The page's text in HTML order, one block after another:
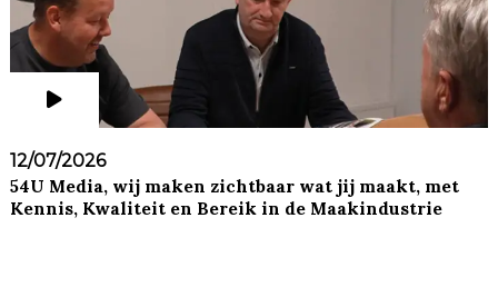
12/07/2026
54U Media, wij maken zichtbaar wat jij maakt, met
Kennis, Kwaliteit en Bereik in de Maakindustrie